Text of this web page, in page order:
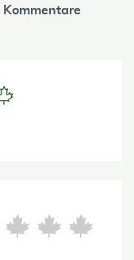
Kommentare